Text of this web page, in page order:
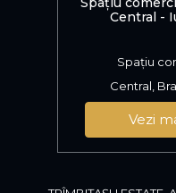
Central -
Spațiu
Central,
Vezi